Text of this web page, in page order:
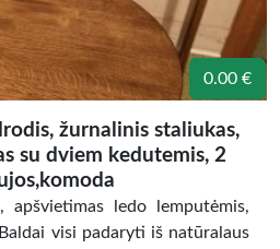
0.00 €
žurnalinis staliukas,
su dviem kedutemis, 2
apšvietimas ledo lemputėmis,
visi padaryti iš natūralaus